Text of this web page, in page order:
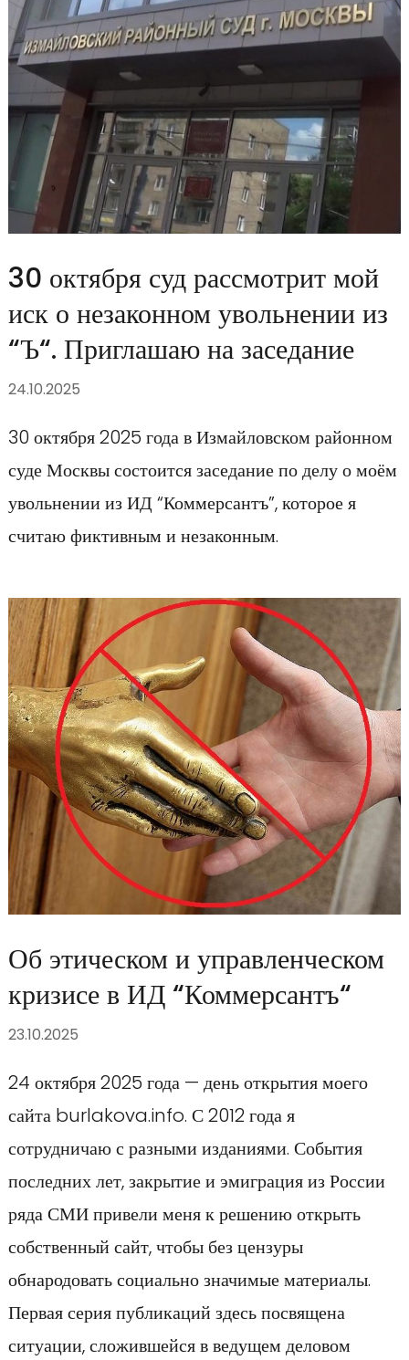
30 октября суд рассмотрит мой
иск о незаконном увольнении из
“Ъ“. Приглашаю на заседание
24.10.2025
30 октября 2025 года в Измайловском районном
суде Москвы состоится заседание по делу о моём
увольнении из ИД “Коммерсантъ”, которое я
считаю фиктивным и незаконным.
Об этическом и управленческом
кризисе в ИД “Коммерсантъ“
23.10.2025
24 октября 2025 года — день открытия моего
сайта burlakova.info. С 2012 года я
сотрудничаю с разными изданиями. События
последних лет, закрытие и эмиграция из России
ряда СМИ привели меня к решению открыть
собственный сайт, чтобы без цензуры
обнародовать социально значимые материалы.
Первая серия публикаций здесь посвящена
ситуации, сложившейся в ведущем деловом